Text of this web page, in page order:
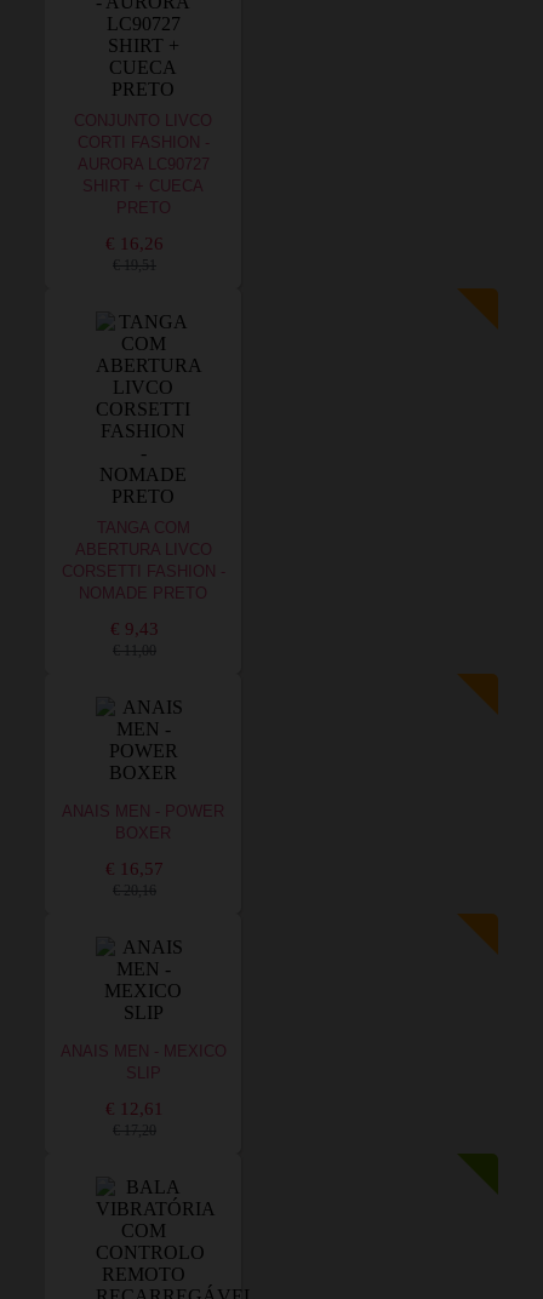
CONJUNTO LIVCO
CORTI FASHION -
AURORA LC90727
SHIRT + CUECA
PRETO
€ 16,26
€ 19,51
TANGA COM
ABERTURA LIVCO
CORSETTI FASHION -
NOMADE PRETO
€ 9,43
€ 11,00
ANAIS MEN - POWER
BOXER
€ 16,57
€ 20,16
ANAIS MEN - MEXICO
SLIP
€ 12,61
€ 17,20